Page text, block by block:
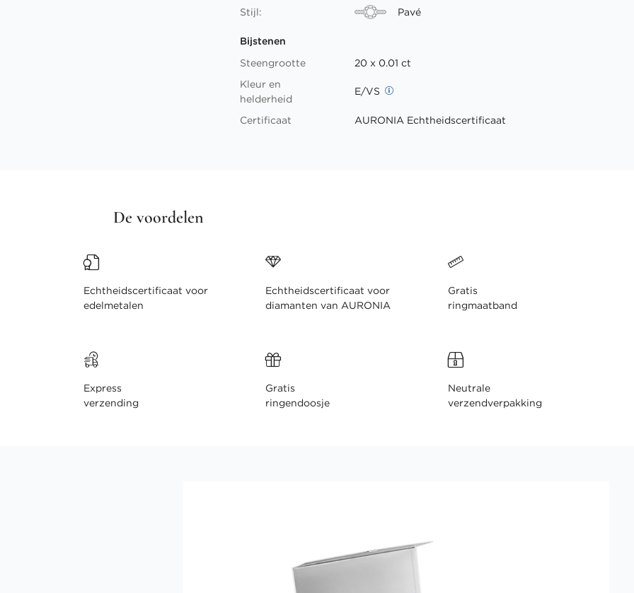
Stijl:
Pavé
Bijstenen
Steengrootte
20 x 0.01 ct
Kleur en
helderheid
E/VS
Certificaat AURONIA Echtheidscertificaat
De voordelen
Echtheidscertificaat voor
edelmetalen
Echtheidscertificaat voor
diamanten van AURONIA
Gratis
ringmaatband
Express
verzending
Gratis
ringendoosje
Neutrale
verzendverpakking